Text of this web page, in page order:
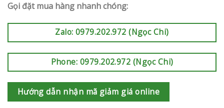
Gọi đặt mua hàng nhanh chóng:
Zalo: 0979.202.972 (Ngọc Chi)
Phone: 0979.202.972 (Ngọc Chi)
Hướng dẫn nhận mã giảm giá online